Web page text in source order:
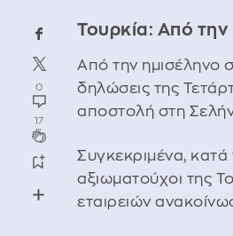
0
17
Τουρκία: Από
Από την ημισέληνο
δηλώσεις της
αποστολή στη
Συγκεκριμένα, κατά
αξιωματούχοι της
εταιρειών